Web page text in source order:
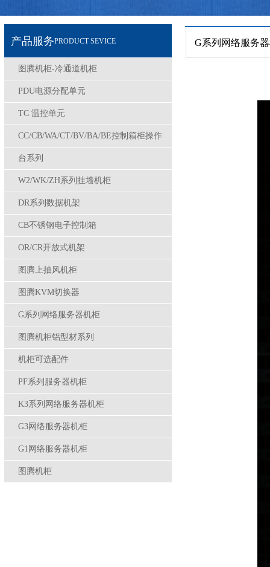
产品服务PRODUCT SEVICE
图腾机柜-冷通道机柜
PDU电源分配单元
TC 温控单元
CC/CB/WA/CT/BV/BA/BE控制箱柜操作
台系列
W2/WK/ZH系列挂墙机柜
DR系列数据机架
CB不锈钢电子控制箱
OR/CR开放式机架
图腾上抽风机柜
图腾KVM切换器
G系列网络服务器机柜
图腾机柜铝型材系列
机柜可选配件
PF系列服务器机柜
K3系列网络服务器机柜
G3网络服务器机柜
G1网络服务器机柜
图腾机柜
G系列网络服务